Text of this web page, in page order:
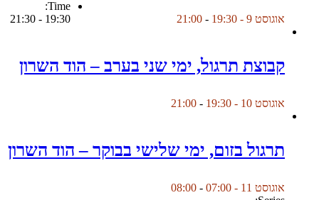
אוגוסט 9 - 19:30 -
21:00
קבוצת תרגול, ימי שני בערב – הוד השרון
אוגוסט 10 - 19:30 -
21:00
תרגול בזום, ימי שלישי בבוקר – הוד השרון
אוגוסט 11 - 07:00 -
08:00
Time:
19:30 - 21:30